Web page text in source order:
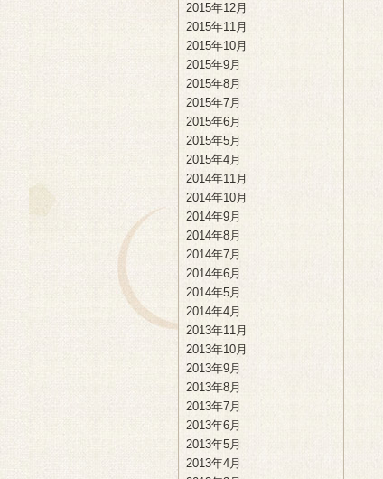
2015年12月
2015年11月
2015年10月
2015年9月
2015年8月
2015年7月
2015年6月
2015年5月
2015年4月
2014年11月
2014年10月
2014年9月
2014年8月
2014年7月
2014年6月
2014年5月
2014年4月
2013年11月
2013年10月
2013年9月
2013年8月
2013年7月
2013年6月
2013年5月
2013年4月